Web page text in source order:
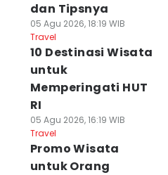
dan Tipsnya
05 Agu 2026, 18:19 WIB
Travel
10 Destinasi Wisata
untuk
Memperingati HUT
RI
05 Agu 2026, 16:19 WIB
Travel
Promo Wisata
untuk Orang